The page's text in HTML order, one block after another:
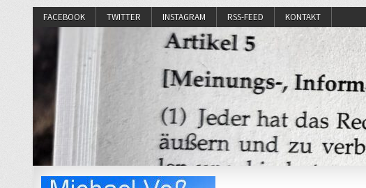
FACEBOOK TWITTER INSTAGRAM RSS-FEED KONTAKT